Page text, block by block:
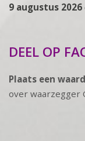
9 augustus 2026
DEEL OP
Plaats een
over waarzegger